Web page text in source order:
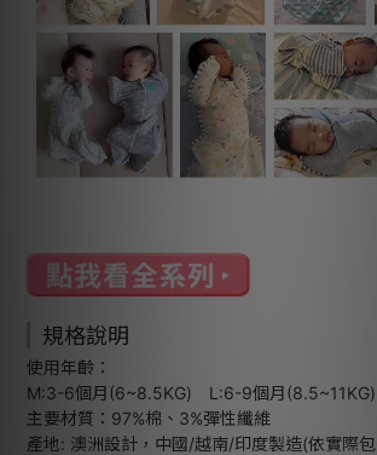
規格說明
使用年齡：
M:3-6個月(6~8.5KG) L:6-9個月
主要材質：97%棉、3%彈性纖維
產地: 澳洲設計，中國/越南/印度製造(依實際